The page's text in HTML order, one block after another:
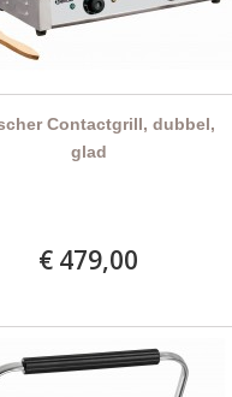
Contactgrill, dubbel,
glad
€ 479,00